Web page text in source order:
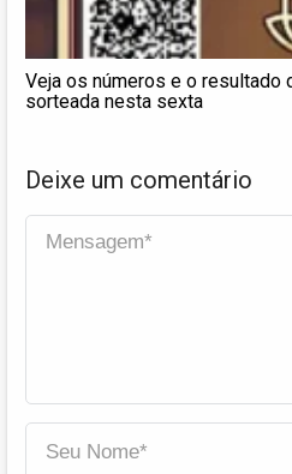
Veja os números e o resultado
sorteada nesta sexta
Deixe um comentário